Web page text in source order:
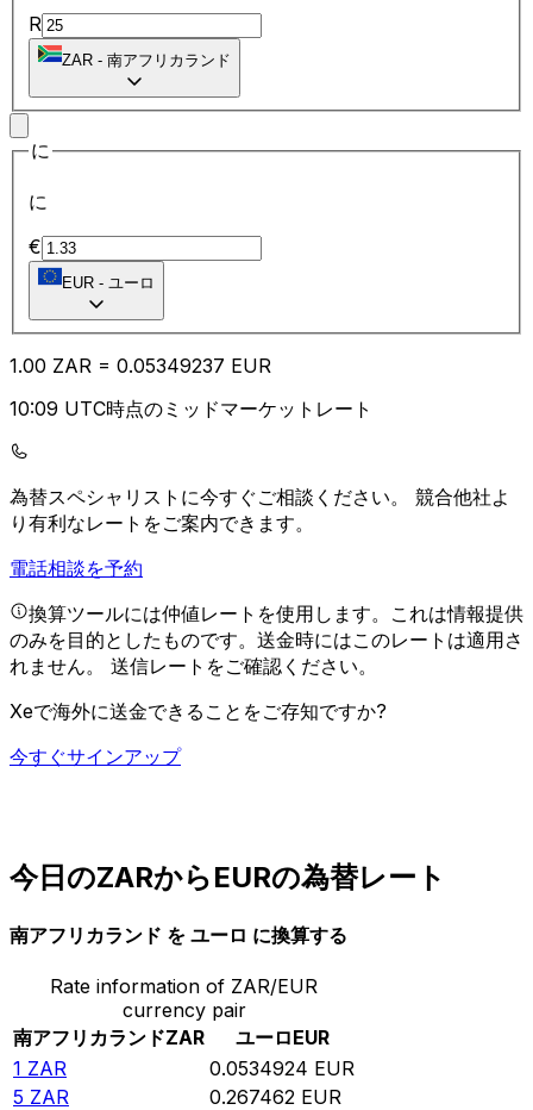
R
ZAR - 南アフリカランド
に
に
€
EUR - ユーロ
1.00 ZAR = 0.05349237 EUR
10:09 UTC時点のミッドマーケットレート
為替スペシャリストに今すぐご相談ください。 競合他社よ
り有利なレートをご案内できます。
電話相談を予約
換算ツールには仲値レートを使用します。これは情報提供
のみを目的としたものです。送金時にはこのレートは適用さ
れません。 送信レートをご確認ください。
Xeで海外に送金できることをご存知ですか?
今すぐサインアップ
今日のZARからEURの為替レート
南アフリカランド を ユーロ に換算する
Rate information of ZAR/EUR
currency pair
南アフリカランドZAR ユーロEUR
1 ZAR 0.0534924 EUR
5 ZAR 0.267462 EUR